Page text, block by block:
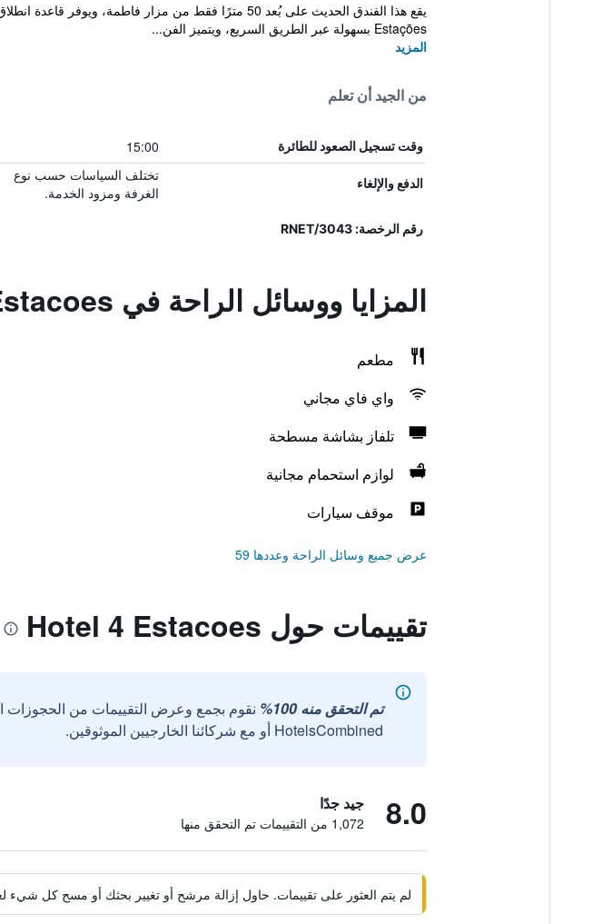
Estações بسهولة عبر الطريق السريع، ويتميز الفن...
المزيد
من الجيد أن تعلم
وقت تسجيل الصعود للطائرة 15:00
الدفع والإلغاء
تختلف السياسات حسب نوع
الغرفة ومزود الخدمة.
رقم الرخصة: 3043/RNET
المزايا ووسائل الراحة في Hotel 4 Estacoes
مطعم
واي فاي مجاني
تلفاز بشاشة مسطحة
لوازم استحمام مجانية
موقف سيارات
عرض جميع وسائل الراحة وعددها 59
تقييمات حول Hotel 4 Estacoes
تم التحقق منه 100%
نقوم بجمع وعرض التقييمات من الحجوزات
HotelsCombined أو مع شركائنا الخارجيين الموثوقين.
8.0 جيد جدًا
1,072 من التقييمات تم التحقق منها
لم يتم العثور على تقييمات. حاول إزالة مرشح أو تغيير بحثك أو مسح كل شيء